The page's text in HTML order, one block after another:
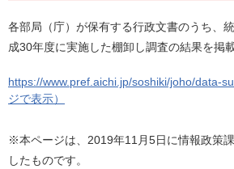
各部局（庁）が保有する行政文書のうち、
成30年度に実施した棚卸し調査の結果を掲
https://www.pref.aichi.jp/soshiki/joho/data-
ジで表示）
※本ページは、2019年11月5日に情報政策
したものです。